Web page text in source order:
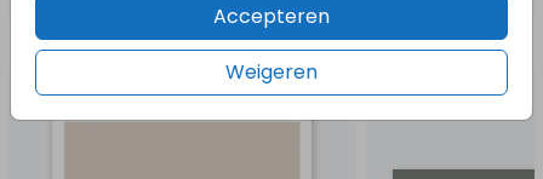
Accepteren
Weigeren
Meer in deze stijl